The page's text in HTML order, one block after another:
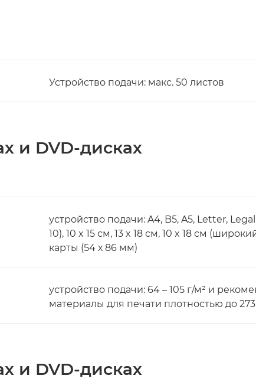
Устройство подачи: макс. 50 листов
и DVD-дисках
устройство подачи: A4, B5, A5, Letter,
10), 10 x 15 см, 13 x 18 см, 10 x 18 см
карты (54 х 86 мм)
устройство подачи: 64 – 105 г/м² и
материалы для печати плотностью до 273
и DVD-дисках